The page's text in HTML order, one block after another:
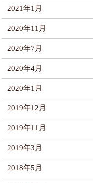
2021年1月
2020年11月
2020年7月
2020年4月
2020年1月
2019年12月
2019年11月
2019年3月
2018年5月